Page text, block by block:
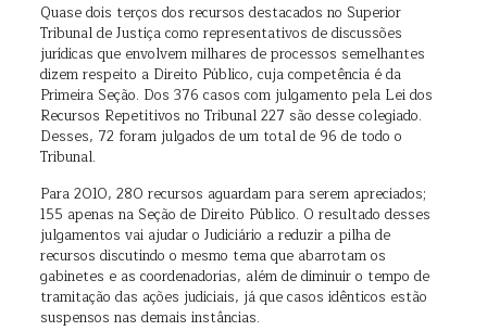
Quase dois terços dos recursos destacados no Superior
Tribunal de Justiça como representativos de discussões
jurídicas que envolvem milhares de processos semelhantes
dizem respeito a Direito Público, cuja competência é da
Primeira Seção. Dos 376 casos com julgamento pela Lei dos
Recursos Repetitivos no Tribunal 227 são desse colegiado.
Desses, 72 foram julgados de um total de 96 de todo o
Tribunal.
Para 2010, 280 recursos aguardam para serem apreciados;
155 apenas na Seção de Direito Público. O resultado desses
julgamentos vai ajudar o Judiciário a reduzir a pilha de
recursos discutindo o mesmo tema que abarrotam os
gabinetes e as coordenadorias, além de diminuir o tempo de
tramitação das ações judiciais, já que casos idênticos estão
suspensos nas demais instâncias.